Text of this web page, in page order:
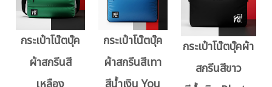
กระเป๋าโน๊ตบุ๊ค
ผ้าสกรีนสี
กระเป๋าโน๊ตบุ๊ค
ผ้าสกรีนสีเทา
กระเป๋าโน๊ตบุ๊คผ้า
สกรีนสีขาว